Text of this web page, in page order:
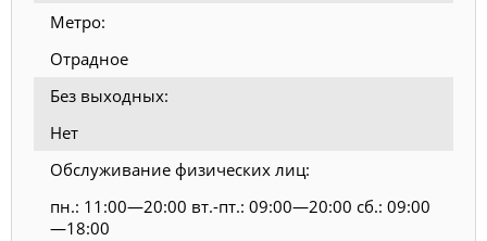
Метро:
Отрадное
Без выходных:
Нет
Обслуживание физических лиц:
пн.: 11:00—20:00 вт.-пт.: 09:00—20:00 сб.: 09:00
—18:00